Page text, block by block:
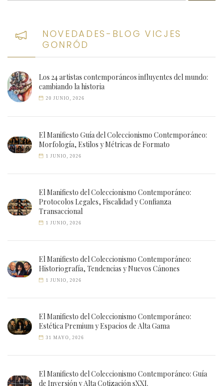
NOVEDADES-BLOG VICJES
GONRÓD
Los 24 artistas contemporáneos influyentes del mundo:
cambiando la historia
20 JUNIO, 2026
El Manifiesto Guía del Coleccionismo Contemporáneo:
Morfología, Estilos y Métricas de Formato
1 JUNIO, 2026
El Manifiesto del Coleccionismo Contemporáneo:
Protocolos Legales, Fiscalidad y Confianza
Transaccional
1 JUNIO, 2026
El Manifiesto del Coleccionismo Contemporáneo:
Historiografía, Tendencias y Nuevos Cánones
1 JUNIO, 2026
El Manifiesto del Coleccionismo Contemporáneo:
Estética Premium y Espacios de Alta Gama
31 MAYO, 2026
El Manifiesto del Coleccionismo Contemporáneo: Guía
de Inversión y Alta Cotización sXXI.